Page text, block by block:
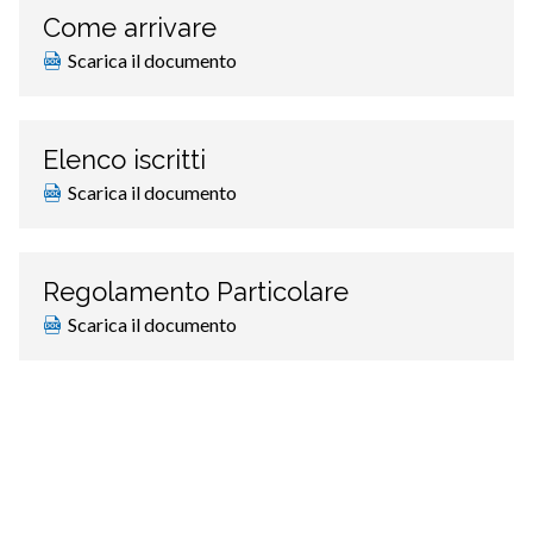
Come arrivare
Scarica il documento
Elenco iscritti
Scarica il documento
Regolamento Particolare
Scarica il documento